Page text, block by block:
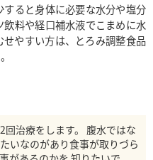
ると身体に必要な水分や塩分
料や経口補水液でこまめに水
やすい方は、とろみ調整食品
治療をします。 腹水ではな
いなのがあり食事が取りづら